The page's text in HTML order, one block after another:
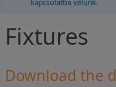
kapcsolatba velünk.
Fixtures
Download the